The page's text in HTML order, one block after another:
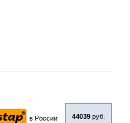
44039 руб.
в Роcсии